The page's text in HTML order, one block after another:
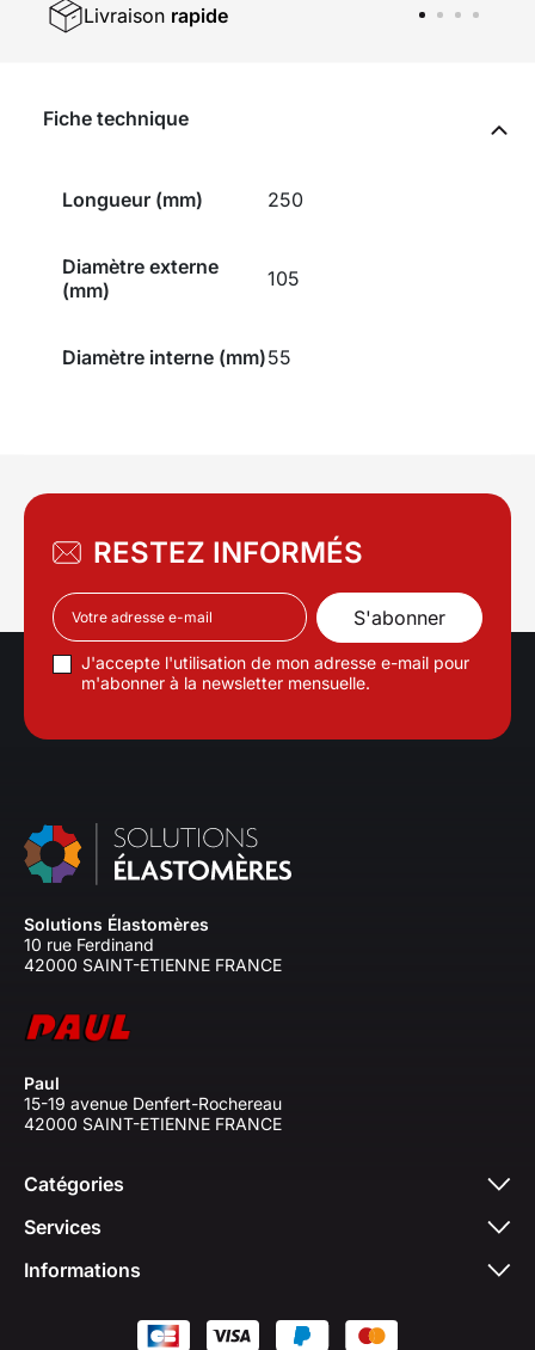
Livraison rapide
Fiche technique
Longueur (mm) 250
Diamètre externe
(mm)
105
Diamètre interne (mm)55
RESTEZ INFORMÉS
J'accepte l'utilisation de mon adresse e-mail pour
m'abonner à la newsletter mensuelle.
Solutions Élastomères
10 rue Ferdinand
42000 SAINT-ETIENNE FRANCE
Paul
15-19 avenue Denfert-Rochereau
42000 SAINT-ETIENNE FRANCE
Catégories
Services
Informations